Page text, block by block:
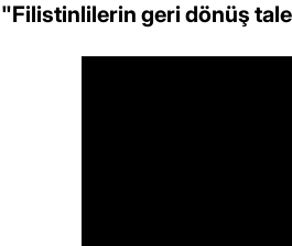
"Filistinlilerin geri dönüş